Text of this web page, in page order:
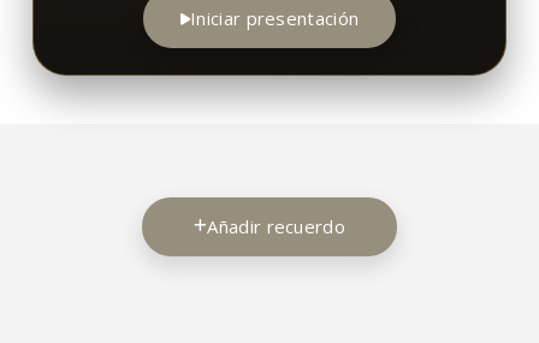
Iniciar presentación
Añadir recuerdo